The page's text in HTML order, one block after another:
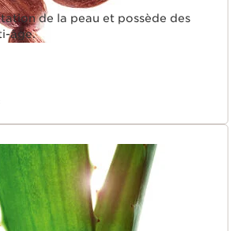
de la peau et possède des
âge.